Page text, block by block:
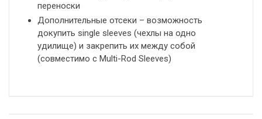
переноски
Дополнительные отсеки – возможность
докупить single sleeves (чехлы на одно
удилище) и закрепить их между собой
(совместимо с Multi-Rod Sleeves)